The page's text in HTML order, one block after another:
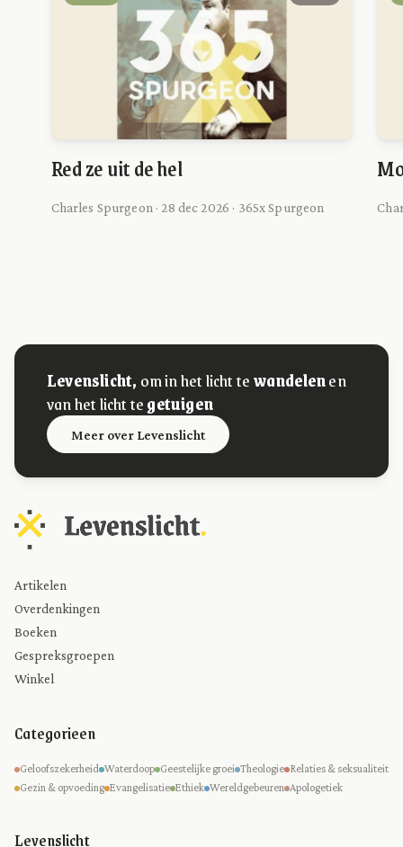
Red ze uit de hel
Charles Spurgeon · 28 dec 2026 · 365x Spurgeon
Levenslicht, om in het licht tewandelenen
van het licht tegetuigen
Meer over Levenslicht
Artikelen
Overdenkingen
Boeken
Gespreksgroepen
Winkel
Categorieen
Geloofszekerheid Waterdoop Geestelijke groei Theologie Relaties & seksualiteit
Gezin & opvoeding Evangelisatie Ethiek Wereldgebeuren Apologetiek
Levenslicht